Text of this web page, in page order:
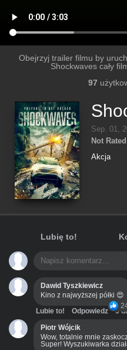
Obejrzyj trailer filmu by
Shockwaves cały
97
Sep. 01,
Not Rated
Akcja
Lubię to!
Dawid Tyszkiewicz
Kino z najwyższej półki 😍
Lubie to! Odpowiedz
3
Piotr Wójcik
Wow, totalnie mnie
Super! Wyszukiwarka